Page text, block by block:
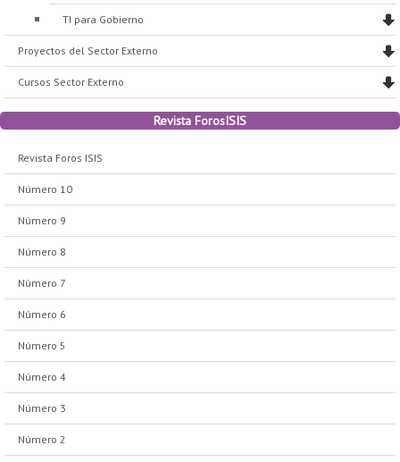
TI para Gobierno
Proyectos del Sector Externo
Cursos Sector Externo
Revista ForosISIS
Revista Foros ISIS
Número 10
Número 9
Número 8
Número 7
Número 6
Número 5
Número 4
Número 3
Número 2